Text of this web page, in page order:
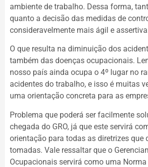
ambiente de trabalho. Dessa forma,
quanto a decisão das medidas de
consideravelmente mais ágil e
O que resulta na diminuição dos
também das doenças ocupacionais.
nosso país ainda ocupa o 4º lugar no
acidentes do trabalho, e isso é muitas
uma orientação concreta para as
Problema que poderá ser facilmente
chegada do GRO, já que este servirá
orientação para todas as diretrizes que
tomadas. Vale ressaltar que o
Ocupacionais servirá como uma